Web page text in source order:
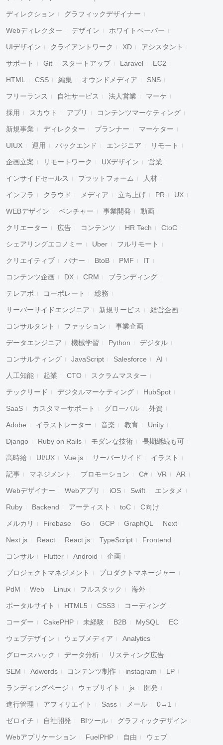
ディレクション グラフィックデザイナー
Webディレクター デザイン ホワイトペーパー
UIデザイン クライアントワーク XD アシスタント
サポート Git スタートアップ Laravel EC2
HTML CSS 編集 オウンドメディア SNS
フリーランス 自社サービス 法人営業 マーケ
採用 スカウト アプリ コンテンツマーケティング
新規事業 ディレクター プランナー マーケター
UIUX 運用 バックエンド エンジニア リモート
企画立案 リモートワーク UXデザイン 営業
インサイドセールス プラットフォーム 人材
インフラ クラウド メディア 立ち上げ PR UX
WEBデザイン ベンチャー 事業開発 動画
クリエーター 広告 コンテンツ HR Tech CtoC
シェアリングエコノミー Uber フルリモート
クリエイティブ バナー BtoB PMF IT
コンテンツ企画 DX CRM ブランディング
テレアポ コーポレート 総務
サーバーサイドエンジニア 新規サービス 経営企画
コンサルタント ファッション 事業企画
データエンジニア 機械学習 Python デジタル
コンサルティング JavaScript Salesforce AI
人工知能 起業 CTO スクラムマスター
テックリード デジタルマーケティング HubSpot
SaaS カスタマーサポート グローバル 外資
Adobe イラストレーター 音楽 教育 Unity
Django Ruby on Rails モダンな技術 長期継続も可
高時給 UI/UX Vue.js サーバーサイド イラスト
記事 マネジメント プロモーション C# VR AR
Webデザイナー Webアプリ iOS Swift エンタメ
Ruby Backend アーティスト toC C向け
メルカリ Firebase Go GCP GraphQL Next
Next.js React React.js TypeScript Frontend
コンサル Flutter Android 企画
プロジェクトマネジメント プロダクトマネージャー
PdM Web Linux フルスタック 海外
ポータルサイト HTML5 CSS3 コーディング
コーダー CakePHP 未経験 B2B MySQL EC
ウェブデザイン ウェブメディア Analytics
グロースハック データ分析 リスティング広告
SEM Adwords コンテンツ制作 instagram LP
ランディングページ ウェブサイト js 開発
進行管理 アフィリエイト Sass メール 0→1
ゼロイチ 自社開発 BIツール グラフィックデザイン
Webアプリケーション FuelPHP 自由 ウェブ